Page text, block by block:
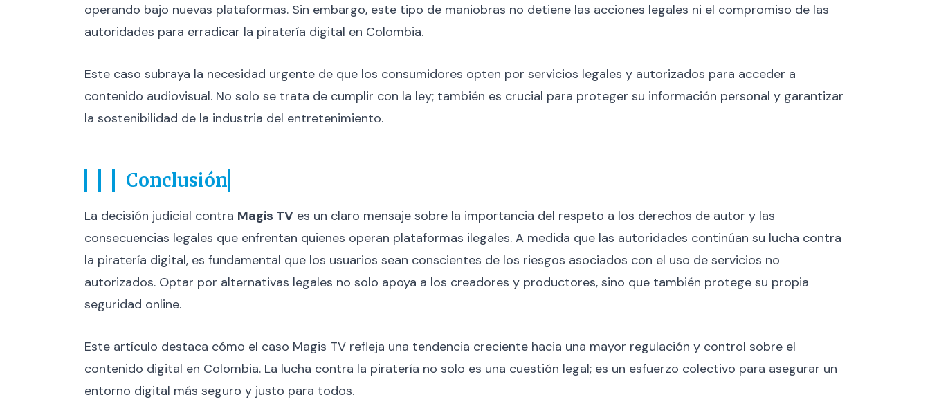
operando bajo nuevas plataformas. Sin embargo, este tipo de maniobras no detiene las acciones legales ni el compromiso de las
autoridades para erradicar la piratería digital en Colombia.
Este caso subraya la necesidad urgente de que los consumidores opten por servicios legales y autorizados para acceder a
contenido audiovisual. No solo se trata de cumplir con la ley; también es crucial para proteger su información personal y garantizar
la sostenibilidad de la industria del entretenimiento.
Conclusión
La decisión judicial contra Magis TV es un claro mensaje sobre la importancia del respeto a los derechos de autor y las
consecuencias legales que enfrentan quienes operan plataformas ilegales. A medida que las autoridades continúan su lucha contra
la piratería digital, es fundamental que los usuarios sean conscientes de los riesgos asociados con el uso de servicios no
autorizados. Optar por alternativas legales no solo apoya a los creadores y productores, sino que también protege su propia
seguridad online.
Este artículo destaca cómo el caso Magis TV refleja una tendencia creciente hacia una mayor regulación y control sobre el
contenido digital en Colombia. La lucha contra la piratería no solo es una cuestión legal; es un esfuerzo colectivo para asegurar un
entorno digital más seguro y justo para todos.